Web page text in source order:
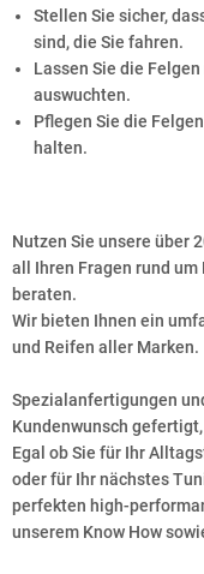
Stellen Sie sicher,
sind, die Sie fahren.
Lassen Sie die
auswuchten.
Pflegen Sie die
halten.
Nutzen Sie unsere über
all Ihren Fragen rund um
beraten.
Wir bieten Ihnen ein
und Reifen aller Marken.
Spezialanfertigungen
Kundenwunsch
Egal ob Sie für Ihr
oder für Ihr nächstes
perfekten high-
unserem Know How